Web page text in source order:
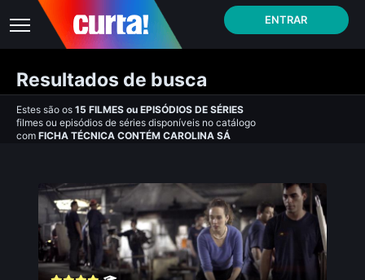
ENTRAR
Resultados de busca
Estes são os 15 FILMES ou EPISÓDIOS DE SÉRIES
filmes ou episódios de séries disponíveis no catálogo
com FICHA TÉCNICA CONTÉM CAROLINA SÁ